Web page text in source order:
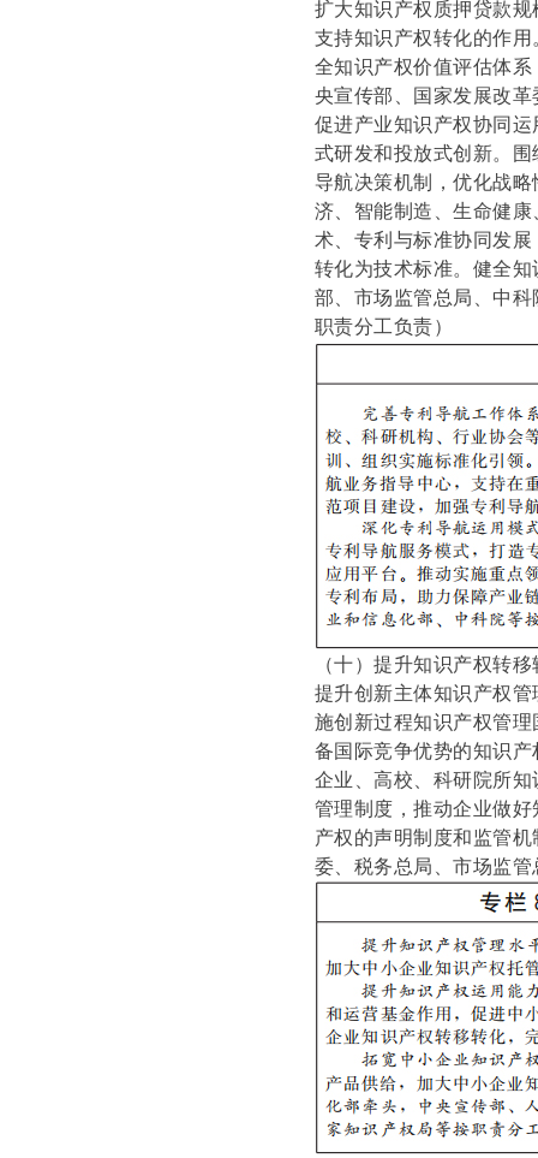
扩大知识产权质押贷款
支持知识产权转化的作
全知识产权价值评估体
央宣传部、国家发展改
促进产业知识产权协同
式研发和投放式创新。
导航决策机制，优化战
济、智能制造、生命健
术、专利与标准协同发
转化为技术标准。健全
部、市场监管总局、中
职责分工负责）
（十）提升知识产权转
提升创新主体知识产权
施创新过程知识产权管
备国际竞争优势的知识
企业、高校、科研院所
管理制度，推动企业做
产权的声明制度和监管机
委、税务总局、市场监